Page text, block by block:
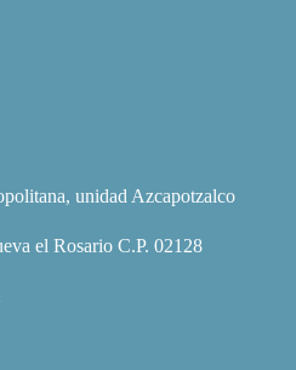
unidad Azcapotzalco
el Rosario C.P. 02128